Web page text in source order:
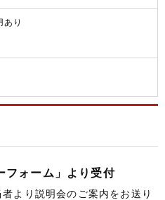
り
フォーム」より受付
より説明会のご案内をお送り